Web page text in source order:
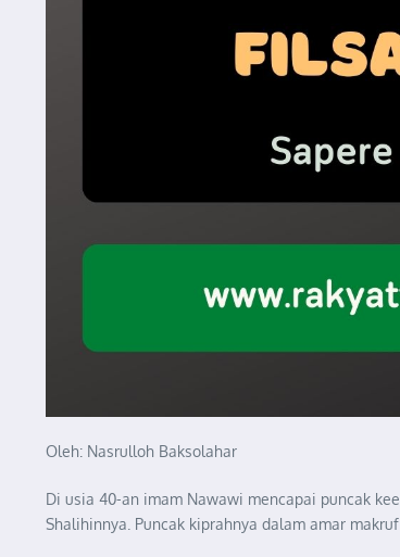
Oleh: Nasrulloh Baksolahar
Di usia 40-an imam Nawawi mencapai puncak
Shalihinnya. Puncak kiprahnya dalam amar